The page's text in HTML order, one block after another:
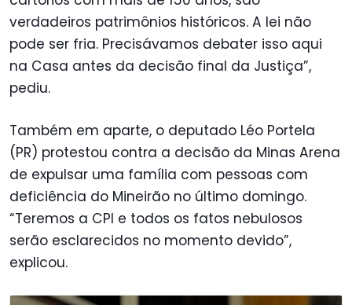
verdadeiros patrimônios históricos. A lei não
pode ser fria. Precisávamos debater isso aqui
na Casa antes da decisão final da Justiça”,
pediu.
Também em aparte, o deputado Léo Portela
(PR) protestou contra a decisão da Minas Arena
de expulsar uma família com pessoas com
deficiência do Mineirão no último domingo.
“Teremos a CPI e todos os fatos nebulosos
serão esclarecidos no momento devido”,
explicou.